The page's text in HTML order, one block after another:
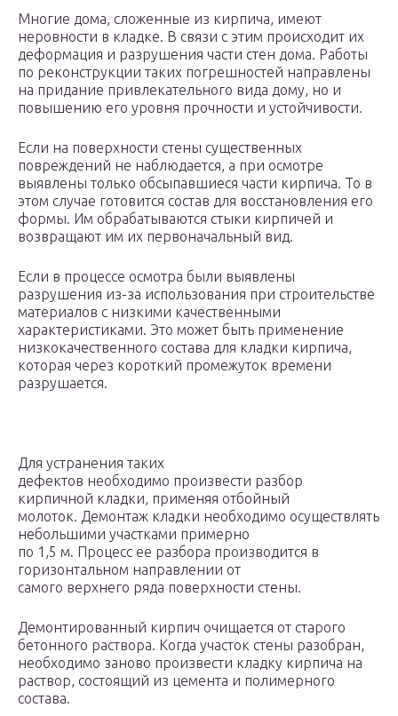
Многие дома, сложенные из кирпича, имеют
неровности в кладке. В связи с этим происходит их
деформация и разрушения части стен дома. Работы
по реконструкции таких погрешностей направлены
на придание привлекательного вида дому, но и
повышению его уровня прочности и устойчивости.
Если на поверхности стены существенных
повреждений не наблюдается, а при осмотре
выявлены только обсыпавшиеся части кирпича. То в
этом случае готовится состав для восстановления его
формы. Им обрабатываются стыки кирпичей и
возвращают им их первоначальный вид.
Если в процессе осмотра были выявлены
разрушения из-за использования при строительстве
материалов с низкими качественными
характеристиками. Это может быть применение
низкокачественного состава для кладки кирпича,
которая через короткий промежуток времени
разрушается.
Для устранения таких
дефектов необходимо произвести разбор
кирпичной кладки, применяя отбойный
молоток. Демонтаж кладки необходимо осуществлять
небольшими участками примерно
по 1,5 м. Процесс ее разбора производится в
горизонтальном направлении от
самого верхнего ряда поверхности стены.
Демонтированный кирпич очищается от старого
бетонного раствора. Когда участок стены разобран,
необходимо заново произвести кладку кирпича на
раствор, состоящий из цемента и полимерного
состава.